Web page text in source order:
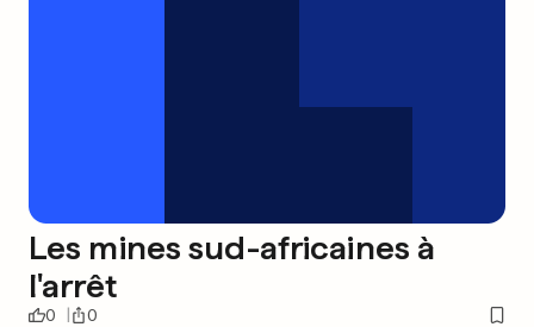
Les mines sud-africaines à
l'arrêt
0 0